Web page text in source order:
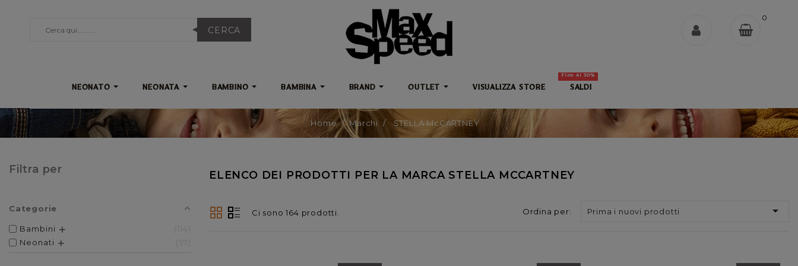
0
CERCA
NEONATO NEONATA BAMBINO BAMBINA BRAND OUTLET VISUALIZZA STORE SALDI
Fino Al 30%
Home Marchi STELLA McCARTNEY
Filtra per
Categorie
Bambini
114
Neonati
57
ELENCO DEI PRODOTTI PER LA MARCA STELLA MCCARTNEY
Ci sono 164 prodotti. Ordina per: Prima i nuovi prodotti 